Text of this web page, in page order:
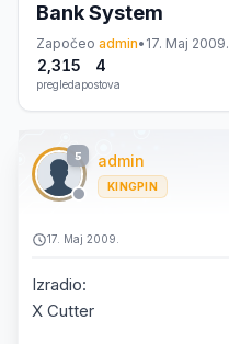
Bank System
Započeo admin• 17. Maj 2009.
2,315
pregleda
4
postova
5 admin
KINGPIN
17. Maj 2009.
Izradio:
X Cutter